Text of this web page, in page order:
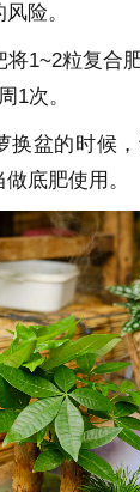
险。
将1~2粒复合
1次。
换盆的时候
底肥使用。